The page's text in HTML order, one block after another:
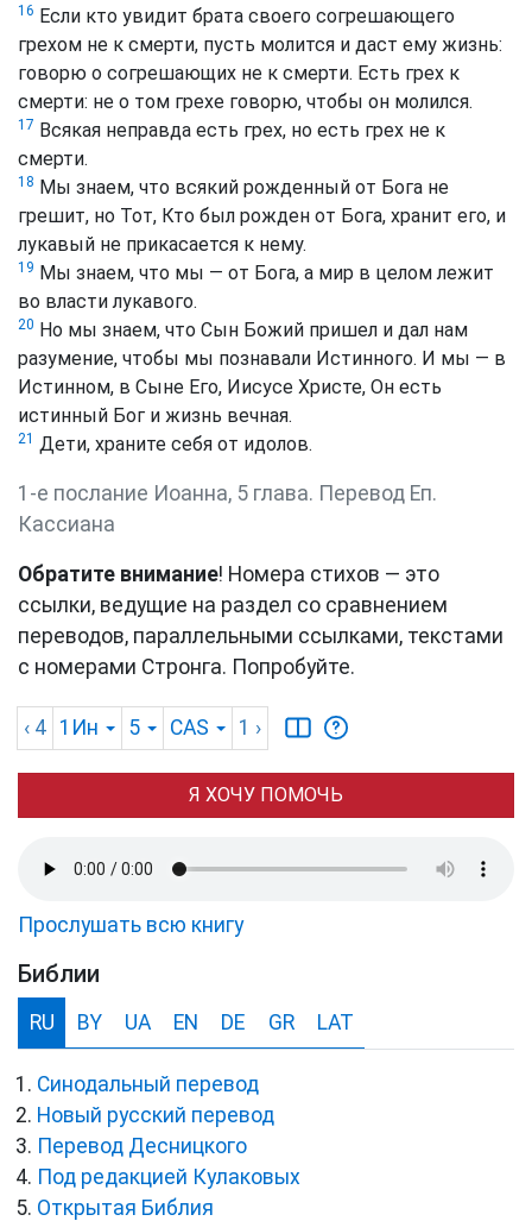
16 Если кто увидит брата своего согрешающего
грехом не к смерти, пусть молится и даст ему жизнь:
говорю о согрешающих не к смерти. Есть грех к
смерти: не о том грехе говорю, чтобы он молился.
17 Всякая неправда есть грех, но есть грех не к
смерти.
18 Мы знаем, что всякий рожденный от Бога не
грешит, но Тот, Кто был рожден от Бога, хранит его, и
лукавый не прикасается к нему.
19 Мы знаем, что мы — от Бога, а мир в целом лежит
во власти лукавого.
20 Но мы знаем, что Сын Божий пришел и дал нам
разумение, чтобы мы познавали Истинного. И мы — в
Истинном, в Сыне Его, Иисусе Христе, Он есть
истинный Бог и жизнь вечная.
21 Дети, храните себя от идолов.
1-е послание Иоанна, 5 глава. Перевод Еп.
Кассиана
Обратите внимание! Номера стихов — это
ссылки, ведущие на раздел со сравнением
переводов, параллельными ссылками, текстами
с номерами Стронга. Попробуйте.
‹ 4 1Ин 5 CAS 1 ›
Я ХОЧУ ПОМОЧЬ
Прослушать всю книгу
Библии
RU BY UA EN DE GR LAT
Синодальный перевод
Новый русский перевод
Перевод Десницкого
Под редакцией Кулаковых
Открытая Библия